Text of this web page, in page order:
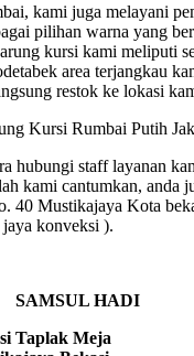
kami juga melayani
pilihan warna yang
kursi kami meliputi
area terjangkau
restok ke lokasi
hubungi staff layanan
kami cantumkan, anda
40 Mustikajaya Kota
konveksi ).
SAMSUL HADI
Taplak Meja